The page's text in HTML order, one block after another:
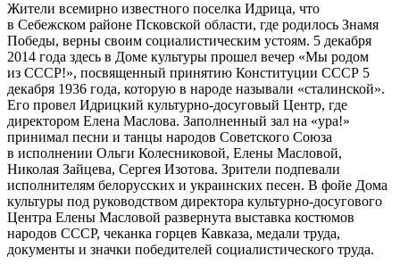
Жители всемирно известного поселка Идрица, что
в Себежском районе Псковской области, где родилось Знамя
Победы, верны своим социалистическим устоям. 5 декабря
2014 года здесь в Доме культуры прошел вечер «Мы родом
из СССР!», посвященный принятию Конституции СССР 5
декабря 1936 года, которую в народе называли «сталинской».
Его провел Идрицкий культурно-досуговый Центр, где
директором Елена Маслова. Заполненный зал на «ура!»
принимал песни и танцы народов Советского Союза
в исполнении Ольги Колесниковой, Елены Масловой,
Николая Зайцева, Сергея Изотова. Зрители подпевали
исполнителям белорусских и украинских песен. В фойе Дома
культуры под руководством директора культурно-досугового
Центра Елены Масловой развернута выставка костюмов
народов СССР, чеканка горцев Кавказа, медали труда,
документы и значки победителей социалистического труда.